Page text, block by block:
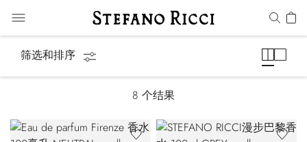
筛选和排序
8 个结果